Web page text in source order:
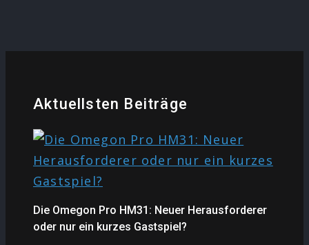
Aktuellsten Beiträge
Die Omegon Pro HM31: Neuer Herausforderer
oder nur ein kurzes Gastspiel?